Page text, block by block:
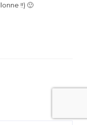
!!) 🙂